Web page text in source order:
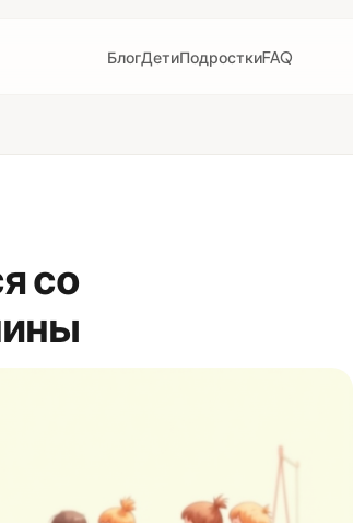
БлогДетиПодросткиFAQ
со